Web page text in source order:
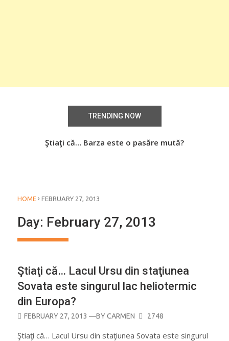
TRENDING NOW
Ştiaţi că… Barza este o pasăre mută?
HOME › FEBRUARY 27, 2013
Day: February 27, 2013
Ştiaţi că… Lacul Ursu din staţiunea
Sovata este singurul lac heliotermic
din Europa?
POSTED
FEBRUARY 27, 2013 —BYCARMEN 2748
Ştiaţi că… Lacul Ursu din staţiunea Sovata este singurul